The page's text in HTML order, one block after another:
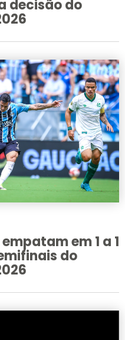
decisão do
em 1 a 1
do